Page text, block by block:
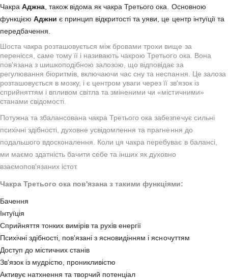
ЧакраАджна , також відома як чакра Третього ока. Основною
функцієюАджни є принцип відкритості та уяви, це центр інтуїції та
передбачення.
Шоста чакра розташовується між бровами трохи вище за
перенісся, саме тому її і називають чакрою Третього ока. Вона
пов'язана з шишкоподібною залозою, що відповідає за
регулювання біоритмів, включаючи час сну та неспання. Це залоза
розташовується в мозку, і є центром уваги через її зв'язок із
сприйняттям і впливом світла та зміненими чи «містичними»
станами свідомості.
Потужна та збалансована чакра Третього ока забезпечує сильні
психічні здібності, духовне усвідомлення та прагнення до
подальшого вдосконалення. Коли ця чакра перебуває в балансі,
ми маємо здатність бачити себе та інших як духовно
взаємопов'язаних істот.
Чакра Третього ока пов'язана з такими функціями:
Бачення
Інтуїція
Сприйняття тонких вимірів та рухів енергії
Психічні здібності, пов'язані з ясновидінням і ясночуттям
Доступ до містичних станів
Зв'язок із мудрістю, проникливістю
Активує натхнення та творчий потенціал